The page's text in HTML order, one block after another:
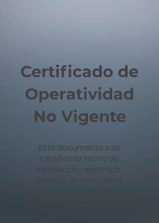
Certificado de
Operatividad
No Vigente
Este documento solo
certifica la fecha de
instalación registrada.
El vehículo no registra